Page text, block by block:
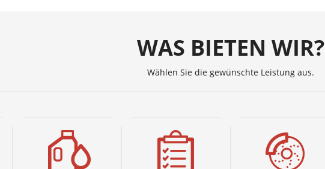
WAS BIETEN WIR?
Wählen Sie die gewünschte Leistung aus.